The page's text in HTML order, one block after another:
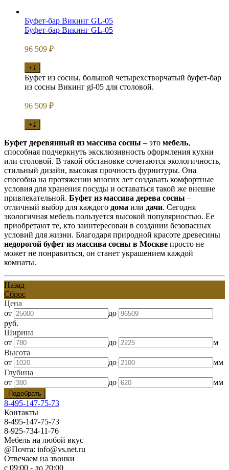
Буфет-бар Викинг GL-05
Буфет-бар Викинг GL-05
96 509 ₽
+1
Буфет из сосны, большой четырехстворчатый буфет-бар
из сосны Викинг gl-05 для столовой.
96 509 ₽
+1
Буфет деревянный из массива сосны – это мебель,
способная подчеркнуть эксклюзивность оформления кухни
или столовой. В такой обстановке сочетаются экологичность,
стильный дизайн, высокая прочность фурнитуры. Она
способна на протяжении многих лет создавать комфортные
условия для хранения посуды и оставаться такой же внешне
привлекательной. Буфет из массива дерева сосны –
отличный выбор для каждого дома или дачи. Сегодня
экологичная мебель пользуется высокой популярностью. Ее
приобретают те, кто заинтересован в создании безопасных
условий для жизни. Благодаря природной красоте древесины
недорогой буфет из массива сосны в Москве просто не
может не понравиться, он станет украшением каждой
комнаты.
Назад
Сброс
Цена
от
до
руб.
Ширина
от
до
м
Высота
от
до
мм
Глубина
от
до мм
8-495-147-75-73
Контакты
8-495-147-75-73
8-925-734-11-76
Мебель на любой вкус
@Почта: info@vs.net.ru
Отвечаем на звонки
с 09:00 - до 20:00